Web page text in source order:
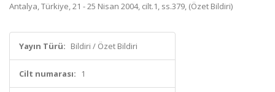
Antalya, Türkiye, 21 - 25 Nisan 2004, cilt.1, ss.379, (Özet Bildiri)
Yayın Türü: Bildiri / Özet Bildiri
Cilt numarası: 1